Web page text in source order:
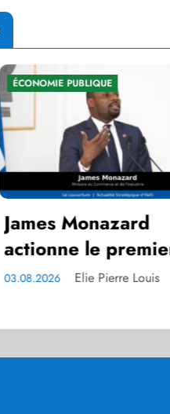
GRANDE ACTUALITÉ
Alix Didier
l’écoute du